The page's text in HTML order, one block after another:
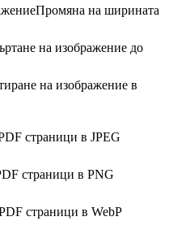
Промяна на ширината
на изображение до
на изображение в
страници в JPEG
страници в PNG
страници в WebP